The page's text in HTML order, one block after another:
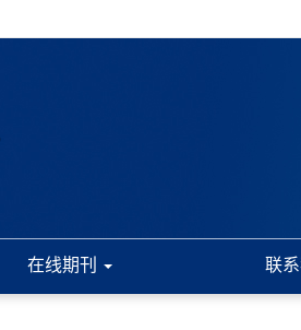
在线期刊 联系